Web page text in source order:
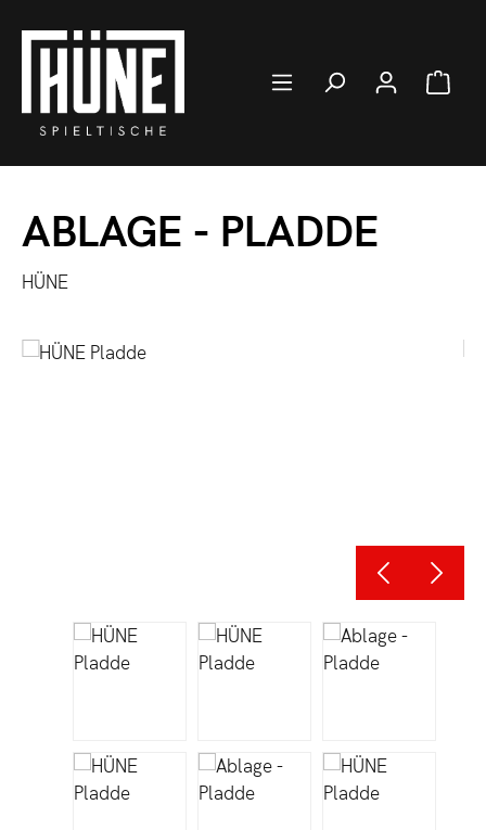
Zum Hauptinhalt springen
ABLAGE - PLADDE
HÜNE
Bildergalerie überspringen